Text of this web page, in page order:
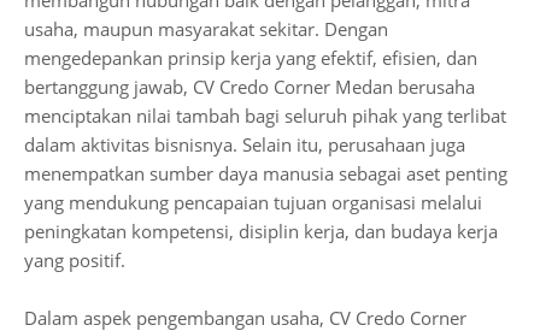
usaha, maupun masyarakat sekitar. Dengan
mengedepankan prinsip kerja yang efektif, efisien, dan
bertanggung jawab, CV Credo Corner Medan berusaha
menciptakan nilai tambah bagi seluruh pihak yang terlibat
dalam aktivitas bisnisnya. Selain itu, perusahaan juga
menempatkan sumber daya manusia sebagai aset penting
yang mendukung pencapaian tujuan organisasi melalui
peningkatan kompetensi, disiplin kerja, dan budaya kerja
yang positif.
Dalam aspek pengembangan usaha, CV Credo Corner